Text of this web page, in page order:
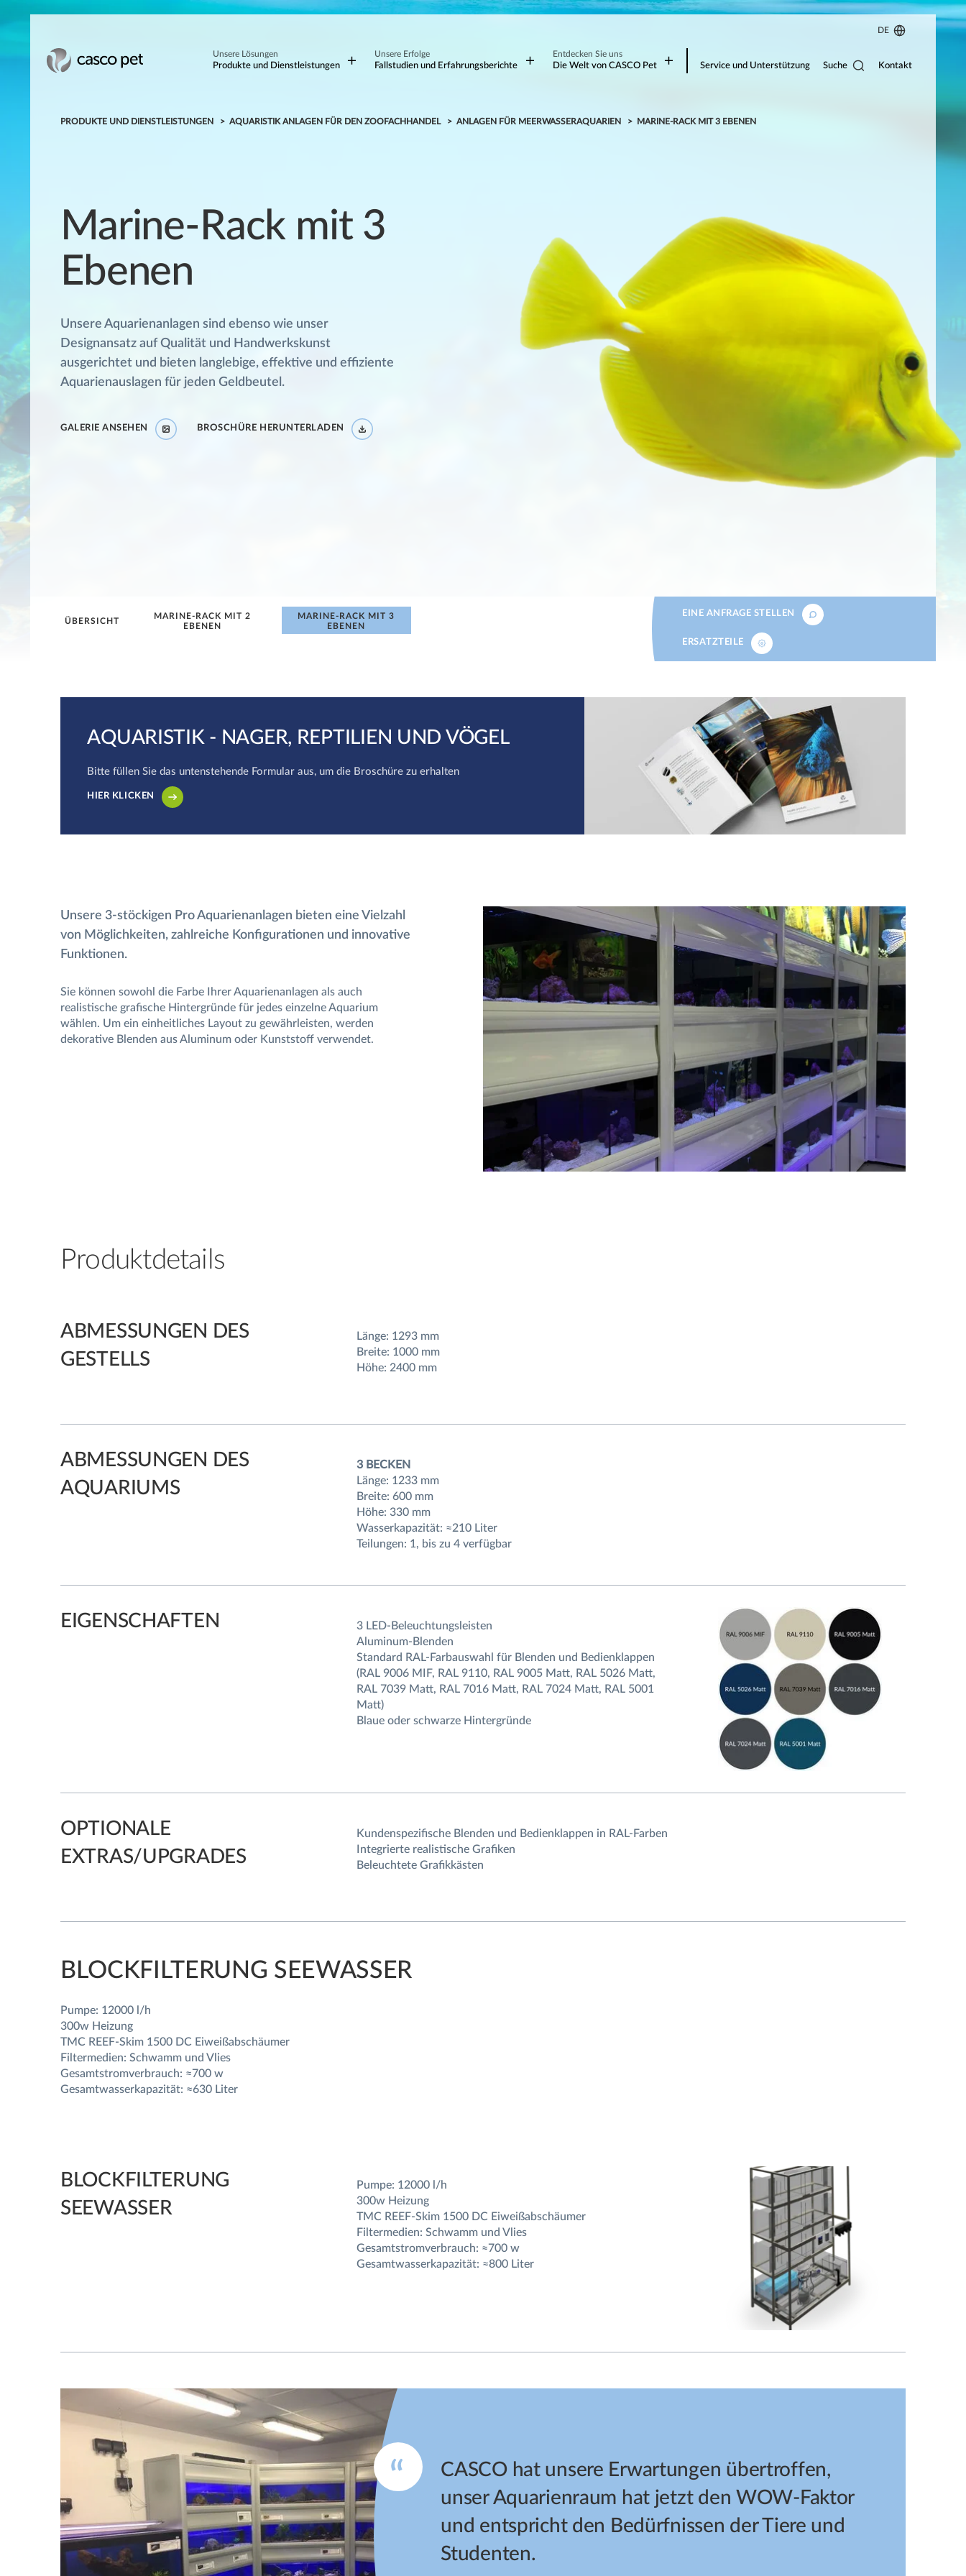
DE
Unsere Lösungen
Produkte und Dienstleistungen
Unsere Erfolge
Fallstudien und Erfahrungsberichte
Entdecken Sie uns
Die Welt von CASCO Pet Service und Unterstützung Suche Kontakt
PRODUKTE UND DIENSTLEISTUNGEN AQUARISTIK ANLAGEN FÜR DEN ZOOFACHHANDEL ANLAGEN FÜR MEERWASSERAQUARIEN MARINE-RACK MIT 3 EBENEN
Marine-Rack mit 3
Ebenen
Unsere Aquarienanlagen sind ebenso wie unser
Designansatz auf Qualität und Handwerkskunst
ausgerichtet und bieten langlebige, effektive und effiziente
Aquarienauslagen für jeden Geldbeutel.
GALERIE ANSEHEN BROSCHÜRE HERUNTERLADEN
ÜBERSICHT
MARINE-RACK MIT 2
EBENEN
MARINE-RACK MIT 3
EBENEN
EINE ANFRAGE STELLEN
ERSATZTEILE
AQUARISTIK - NAGER, REPTILIEN UND VÖGEL
Bitte füllen Sie das untenstehende Formular aus, um die Broschüre zu erhalten
HIER KLICKEN
Unsere 3-stöckigen Pro Aquarienanlagen bieten eine Vielzahl
von Möglichkeiten, zahlreiche Konfigurationen und innovative
Funktionen.
Sie können sowohl die Farbe Ihrer Aquarienanlagen als auch
realistische grafische Hintergründe für jedes einzelne Aquarium
wählen. Um ein einheitliches Layout zu gewährleisten, werden
dekorative Blenden aus Aluminum oder Kunststoff verwendet.
Produktdetails
ABMESSUNGEN DES
GESTELLS
Länge: 1293 mm
Breite: 1000 mm
Höhe: 2400 mm
ABMESSUNGEN DES
AQUARIUMS
3 BECKEN
Länge: 1233 mm
Breite: 600 mm
Höhe: 330 mm
Wasserkapazität: ≈210 Liter
Teilungen: 1, bis zu 4 verfügbar
EIGENSCHAFTEN
3 LED-Beleuchtungsleisten
Aluminum-Blenden
Standard RAL-Farbauswahl für Blenden und Bedienklappen
(RAL 9006 MIF, RAL 9110, RAL 9005 Matt, RAL 5026 Matt,
RAL 7039 Matt, RAL 7016 Matt, RAL 7024 Matt, RAL 5001
Matt)
Blaue oder schwarze Hintergründe
OPTIONALE
EXTRAS/UPGRADES
Kundenspezifische Blenden und Bedienklappen in RAL-Farben
Integrierte realistische Grafiken
Beleuchtete Grafikkästen
BLOCKFILTERUNG SEEWASSER
Pumpe: 12000 l/h
300w Heizung
TMC REEF-Skim 1500 DC Eiweißabschäumer
Filtermedien: Schwamm und Vlies
Gesamtstromverbrauch: ≈700 w
Gesamtwasserkapazität: ≈630 Liter
BLOCKFILTERUNG
SEEWASSER
Pumpe: 12000 l/h
300w Heizung
TMC REEF-Skim 1500 DC Eiweißabschäumer
Filtermedien: Schwamm und Vlies
Gesamtstromverbrauch: ≈700 w
Gesamtwasserkapazität: ≈800 Liter
CASCO hat unsere Erwartungen übertroffen,
unser Aquarienraum hat jetzt den WOW-Faktor
und entspricht den Bedürfnissen der Tiere und
Studenten.